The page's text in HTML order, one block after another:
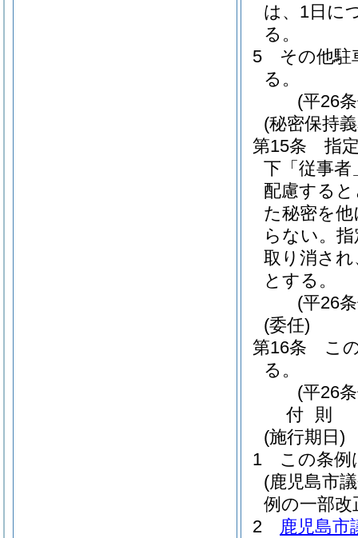
は、1日に
る。
5
その他駐
る。
(平26
(秘密保持
第15条
指
下「従事
配慮する
た秘密を
らない。 指
取り消さ
とする。
(平26
(委任)
第16条
こ
る。
(平26
付 則
(施行期日)
1
この条例
(鹿児島市
例の一部改
2
鹿児島市